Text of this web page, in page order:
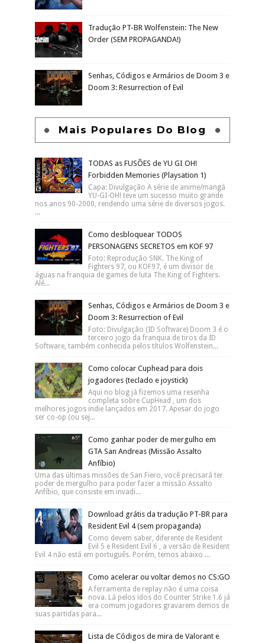
Tradução PT-BR Wolfenstein: The New
Order (SEM PROPAGANDA!)
Senhas, Códigos e Armários de Doom 3 e
Doom 3: Resurrection of Evil
Mais Populares Do Blog
TODAS as FUSÕES de YU GI OH!
Forbidden Memories (Playsation 1)
Capa: Divulgação A série de anime/mangá
YU-GI-OH! teve um sucesso muito grande
nos anos 90-2000, rendendo uma série de diversos jogos.
...
Como desbloquear TODOS
PERSONAGENS SECRETOS em KOF 97
Foto: Reprodução SNK. The King of
Fighters 97, ou KOF97, é um divisor de
águas na franquia de games de luta The King of Fighters.
Alé...
Senhas, Códigos e Armários de Doom 3 e
Doom 3: Resurrection of Evil
Foto: Divulgação (ID Software) Doom 3 é o
terceiro jogo da franquia de tiros da ID
Software, também conhecida pelos títulos Wolfenstein...
Como colocar Cuphead para dois
jogadores (teclado e joystick)
Aqui no blog já fizemos uma resenha
completa sobre CupHead , um dos
melhores jogos indie lançados em 2017. Apesar do jogo
ser co-op (ou sej...
Como ganhar poder de mergulho em
GTA San Andreas (Missão Assalto
Anfíbio)
Uma das últimas missões de San Fiero, você precisará ter
poder de mergulho para poder fazer a missão Assalto
Anfíbio, que consiste em invadi...
Download grátis da tradução PT-BR para
Resident Evil 4 (sem propaganda)
Como devem saber, diferente de Resident
Evil 5 e Resident Evil 6 , a versão de Resident
Evil 4 não está em português. Porém, temos abaixo ...
Como acelerar ou voltar demos no CS:GO
A ferramenta de replay não é uma coisa
nova. Lá pelos idos do Counter Strike 1.6 já
era comum jogadores gravarem demos de
suas partidas para...
Lista de Códigos de mira de Valorant e